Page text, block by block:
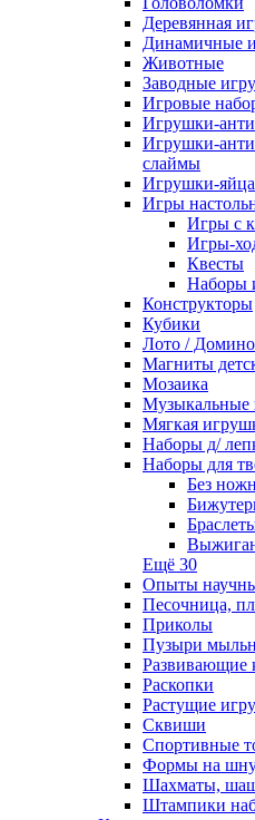
Деревянная
Динамичные
Животные
Заводные
Игровые
Игрушки-
Игрушки-
слаймы
Игрушки-яйца
Игры
Игры с
Игры-
Квесты
Наборы
Конструкторы
Кубики
Лото / Домино
Магниты
Мозаика
Музыкальные
Мягкая
Наборы д/
Наборы для
Без
Ещё 30
Опыты
Песочница,
Приколы
Пузыри
Развивающие
Раскопки
Растущие
Сквиши
Спортивные
Формы на
Шахматы,
Штампики